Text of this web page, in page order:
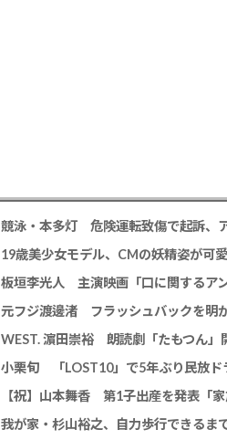
競泳・本多灯 危険運転致傷で起訴、
19歳美少女モデル、CMの妖精姿が可
板垣李光人 主演映画「口に関するア
WEST. 濵田崇裕 朗読劇「たもつん」
小栗旬 「LOST10」で5年ぶり民放ド
【祝】山本舞香 第1子出産を発表「
我が家・杉山裕之、自力歩行できるま